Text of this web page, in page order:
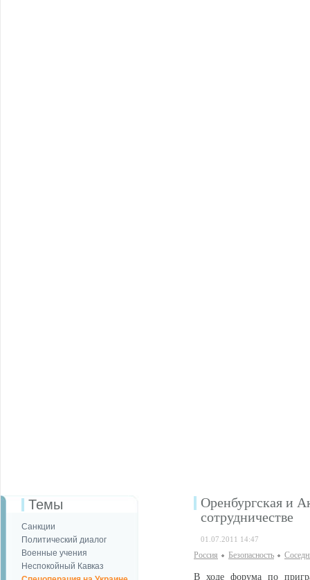
Темы
Санкции
Политический диалог
Военные учения
Неспокойный Кавказ
Оренбургская и
сотрудничестве
01.07.2011 14:47
Россия Безопаcность
В ходе форума по